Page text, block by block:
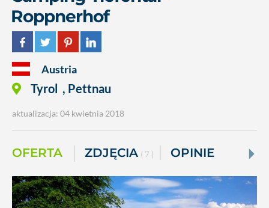
Roppnerhof
Austria
Tyrol , Pettnau
aktualizacja: 04 kwietnia 2018
OFERTA ZDJĘCIA ( 7 ) OPINIE